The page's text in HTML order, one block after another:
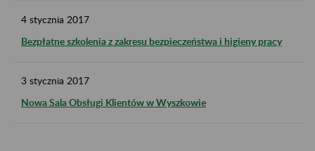
4 stycznia 2017
Bezpłatne szkolenia z zakresu bezpieczeństwa i higieny pracy
3 stycznia 2017
Nowa Sala Obsługi Klientów w Wyszkowie